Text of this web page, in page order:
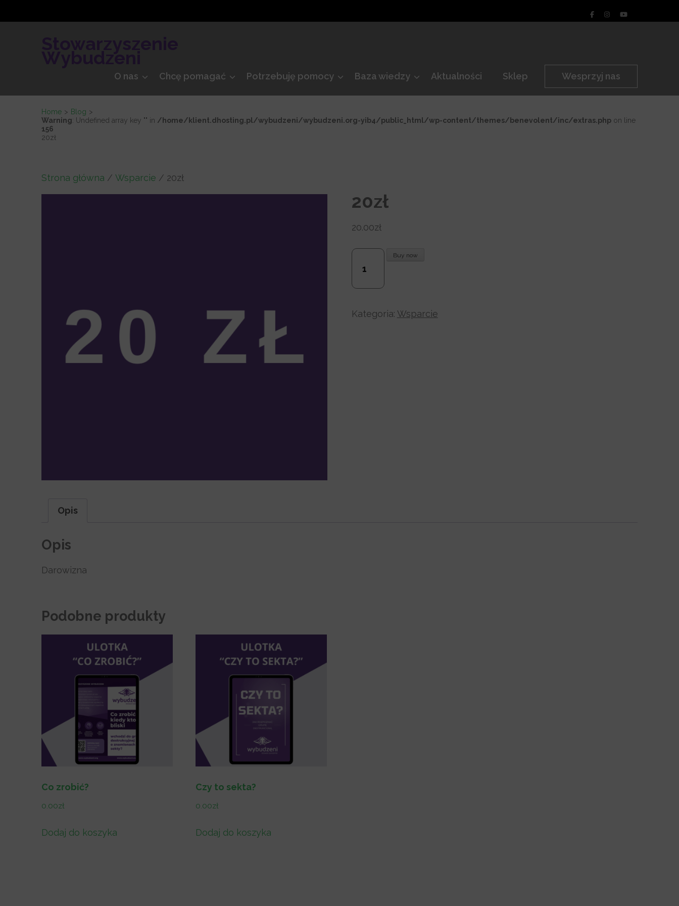
to
Stowarzyszenie
Wybudzeni
O nas Chcę pomagać Potrzebuję pomocy Baza wiedzy Aktualności Sklep Wesprzyj nas
Home > Blog >
Warning: Undefined array key "" in /home/klient.dhosting.pl/wybudzeni/wybudzeni.org-yib4/public_html/wp-content/themes/benevolent/inc/extras.php on line
156
20zł
Strona główna / Wsparcie / 20zł
20zł
20.00zł
ilość
20zł
Buy now
Kategoria: Wsparcie
Opis
Opis
Darowizna
Podobne produkty
Co zrobić?
0.00zł
Dodaj do koszyka
Czy to sekta?
0.00zł
Dodaj do koszyka